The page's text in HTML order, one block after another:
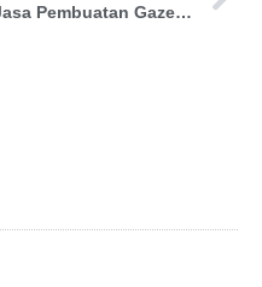
Jasa Pembuatan Gazebo Bulukumba